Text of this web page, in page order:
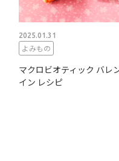
2025.01.31
よみもの
マクロビオティック バレ
イン レシピ